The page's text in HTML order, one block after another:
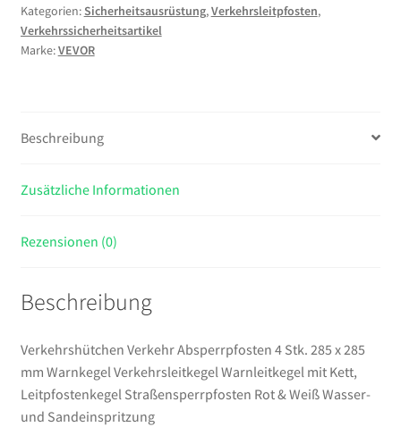
Stk.
285
x
Verkehrsleitkegel
mit
Leitpfostenkegel
&
Wasser-
und
Sandeinspritzung
Menge
Kategorien:Sicherheitsausrüstung,Verkehrsleitpfosten,
Verkehrssicherheitsartikel
Marke:VEVOR
Beschreibung
Zusätzliche Informationen
Rezensionen (0)
Beschreibung
Verkehrshütchen Verkehr Absperrpfosten 4 Stk. 285 x 285
mm Warnkegel Verkehrsleitkegel Warnleitkegel mit Kett,
Leitpfostenkegel Straßensperrpfosten Rot & Weiß Wasser-
und Sandeinspritzung